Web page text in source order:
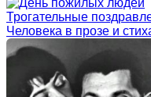
Трогательные
Человека в прозе и